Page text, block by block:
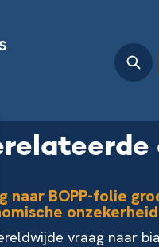
naar BOPP-folie
onzekerheid
vraag naar